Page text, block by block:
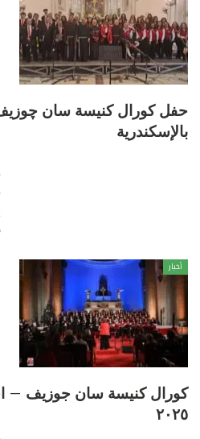
حفل كورال كنيسة سان
بالإسكندرية
أخبار
كورال كنيسة سان جوزيف –
٢٠٢٥